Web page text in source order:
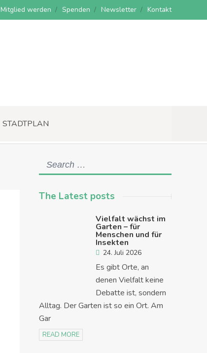
Mitglied werden Spenden Newsletter Kontakt
STADTPLAN
The Latest posts
Vielfalt wächst im
Garten – für
Menschen und für
Insekten
24. Juli 2026
Es gibt Orte, an
denen Vielfalt keine
Debatte ist, sondern
Alltag. Der Garten ist so ein Ort. Am
Gar
READ MORE